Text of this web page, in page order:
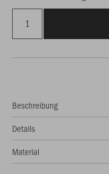
Beschreibung
Details
Material